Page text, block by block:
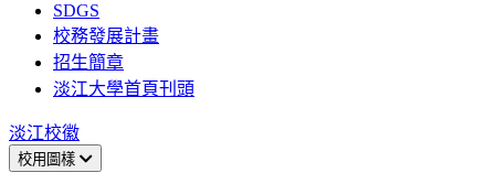
SDGS
校務發展計畫
招生簡章
淡江大學首頁刊頭
淡江校徽
校用圖樣